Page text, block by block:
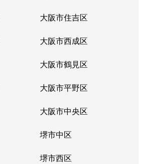
大阪市住吉区
大阪市西成区
大阪市鶴見区
大阪市平野区
大阪市中央区
堺市中区
堺市西区